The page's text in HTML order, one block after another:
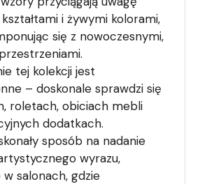
i żywymi kolorami,
się z nowoczesnymi,
tej kolekcji jest
– doskonale sprawdzi się
roletach, obiciach mebli
dodatkach.
sposób na nadanie
wyrazu,
salonach, gdzie